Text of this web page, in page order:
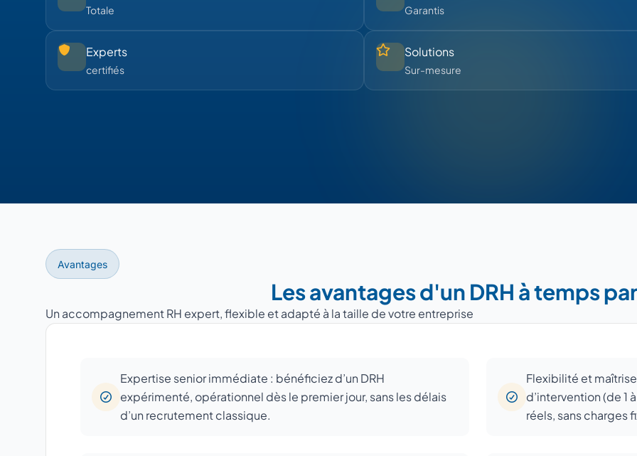
Totale Garantis
Experts
certifiés
Solutions
Sur-mesure
Avantages
Les avantages d'un DRH à temps
Un accompagnement RH expert, flexible et adapté à la taille de votre entreprise
Expertise senior immédiate : bénéficiez d’un DRH
expérimenté, opérationnel dès le premier jour, sans les délais
d’un recrutement classique.
Flexibilité et
d’intervention (de 1
réels, sans charges